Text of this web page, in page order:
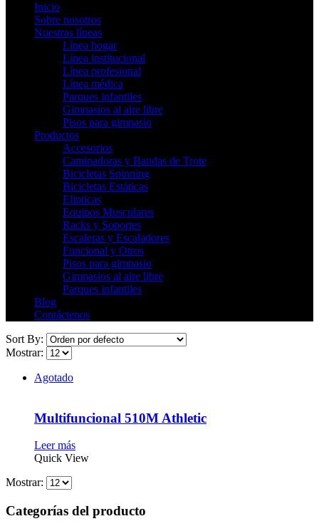
Inicio
Sobre nosotros
Nuestras líneas
Línea hogar
Línea institucional
Línea profesional
Línea médica
Parques infantiles
Gimnasios al aire libre
Pisos para gimnasio
Productos
Accesorios
Caminadoras y Bandas de Trote
Bicicletas Spinning
Bicicletas Estáticas
Elipticas
Equipos Musculares
Racks y Soportes
Escaleras y Escaladores
Funcional y Otros
Pisos para gimnasio
Gimnasios al aire libre
Parques infantiles
Blog
Contáctenos
Sort By:
Mostrar:
Agotado
Multifuncional 510M Athletic
Leer más
Quick View
Mostrar:
Categorías del producto